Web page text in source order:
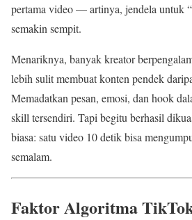
pertama video — artinya, jendela untuk
semakin sempit.
Menariknya, banyak kreator
lebih sulit membuat konten pendek
Memadatkan pesan, emosi, dan hook
skill tersendiri. Tapi begitu berhasil
biasa: satu video 10 detik bisa
semalam.
Faktor Algoritma